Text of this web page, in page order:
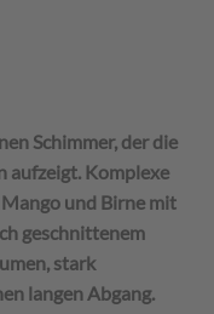
Schimmer, der die
aufzeigt. Komplexe
und Birne mit
geschnittenem
stark
langen Abgang.